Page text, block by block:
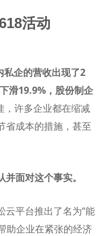
活动
私企的营收出现了2
滑19.9%，股份制企
，许多企业都在缩减
省成本的措施，甚至
并面对这个事实。
云平台推出了名为“能
助企业在紧张的经济